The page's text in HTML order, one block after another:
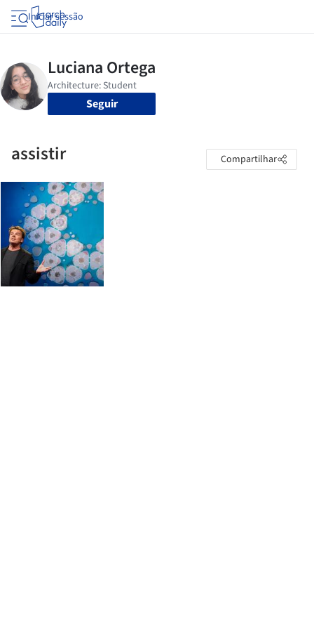
Iniciar sessão
Seguir
assistir Compartilhar